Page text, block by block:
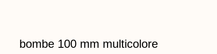
bombe 100 mm multicolore